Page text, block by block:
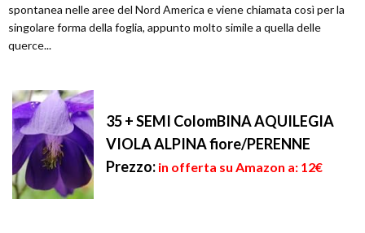
spontanea nelle aree del Nord America e viene chiamata così per la
singolare forma della foglia, appunto molto simile a quella delle
querce...
35 + SEMI ColomBINA AQUILEGIA
VIOLA ALPINA fiore/PERENNE
Prezzo: in offerta su Amazon a: 12€